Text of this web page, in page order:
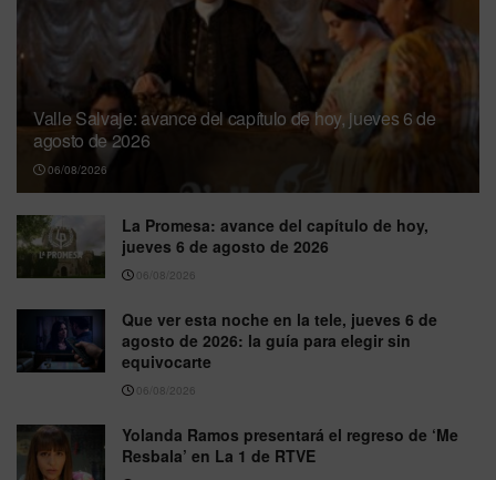
Valle Salvaje: avance del capítulo de hoy, jueves 6 de
agosto de 2026
06/08/2026
La Promesa: avance del capítulo de hoy,
jueves 6 de agosto de 2026
06/08/2026
Que ver esta noche en la tele, jueves 6 de
agosto de 2026: la guía para elegir sin
equivocarte
06/08/2026
Yolanda Ramos presentará el regreso de ‘Me
Resbala’ en La 1 de RTVE